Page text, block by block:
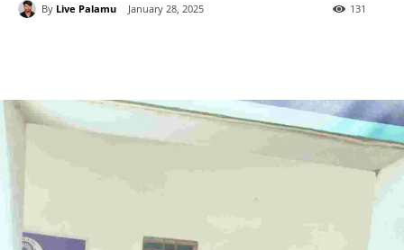
By Live Palamu January 28, 2025 131